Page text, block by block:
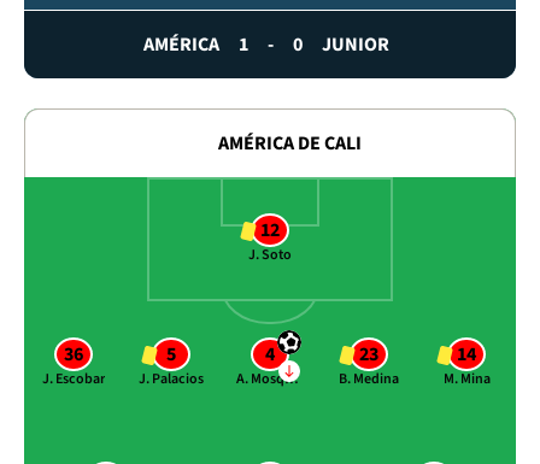
AMÉRICA 1 - 0 JUNIOR
AMÉRICA DE CALI
12
J. Soto
36
J. Escobar
5
J. Palacios
4
A. Mosquera
23
B. Medina
14
M. Mina